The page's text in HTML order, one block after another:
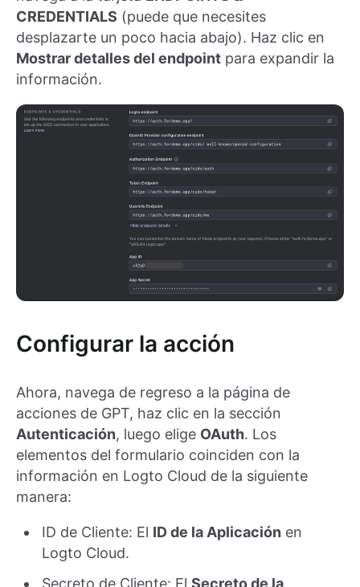
CREDENTIALS (puede que necesites
desplazarte un poco hacia abajo). Haz clic en
Mostrar detalles del endpoint para expandir la
información.
Configurar la acción
Ahora, navega de regreso a la página de
acciones de GPT, haz clic en la sección
Autenticación, luego elige OAuth. Los
elementos del formulario coinciden con la
información en Logto Cloud de la siguiente
manera:
ID de Cliente: El ID de la Aplicación en
Logto Cloud.
Secreto de Cliente: El Secreto de la